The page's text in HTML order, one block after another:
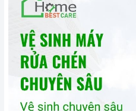
Vệ sinhmáy rửa chén định kỳ:
định kỳ để loại bỏ cặn bẩn,
có thể vệ sinhmáy rửa chén
rửa chuyên dụng hoặc bằng
sinh.
Bảo quản máy rửa chén đúng
rửa chén, bạn nên tắt nguồn